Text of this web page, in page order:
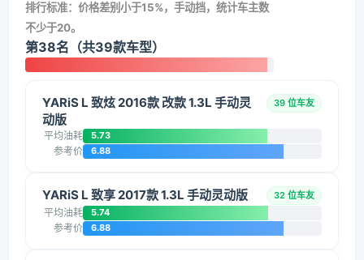
排行标准：价格差别小于15%，手动挡，统计车主数
不少于20。
第38名（共39款车型）
YARiS L 致炫 2016款 改款 1.3L 手动灵
动版
39 位车友
平均油耗 5.73
参考价 6.88
YARiS L 致享 2017款 1.3L 手动灵动版 32 位车友
平均油耗 5.74
参考价 6.88